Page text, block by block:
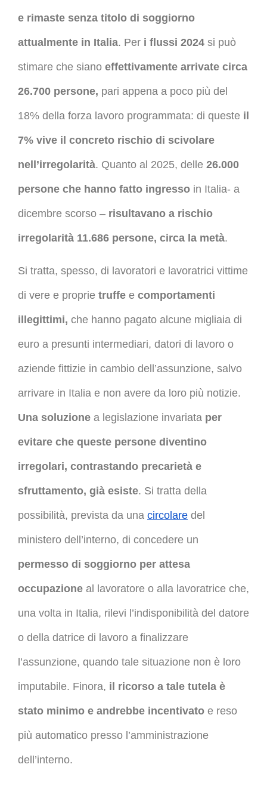
e rimaste senza titolo di soggiorno
attualmente in Italia. Per i flussi 2024 si può
stimare che siano effettivamente arrivate circa
26.700 persone, pari appena a poco più del
18% della forza lavoro programmata: di queste il
7% vive il concreto rischio di scivolare
nell’irregolarità. Quanto al 2025, delle 26.000
persone che hanno fatto ingresso in Italia- a
dicembre scorso – risultavano a rischio
irregolarità 11.686 persone, circa la metà.
Si tratta, spesso, di lavoratori e lavoratrici vittime
di vere e proprie truffe e comportamenti
illegittimi, che hanno pagato alcune migliaia di
euro a presunti intermediari, datori di lavoro o
aziende fittizie in cambio dell’assunzione, salvo
arrivare in Italia e non avere da loro più notizie.
Una soluzione a legislazione invariata per
evitare che queste persone diventino
irregolari, contrastando precarietà e
sfruttamento, già esiste. Si tratta della
possibilità, prevista da una circolare del
ministero dell’interno, di concedere un
permesso di soggiorno per attesa
occupazione al lavoratore o alla lavoratrice che,
una volta in Italia, rilevi l’indisponibilità del datore
o della datrice di lavoro a finalizzare
l’assunzione, quando tale situazione non è loro
imputabile. Finora, il ricorso a tale tutela è
stato minimo e andrebbe incentivato e reso
più automatico presso l’amministrazione
dell’interno.